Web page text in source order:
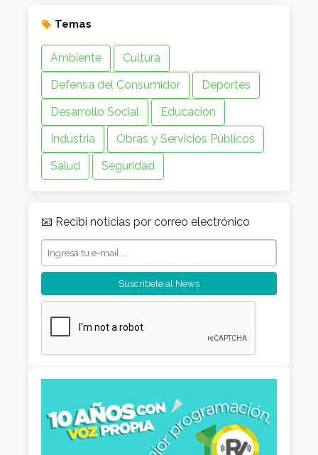
Temas
Ambiente
Cultura
Defensa del Consumidor
Deportes
Desarrollo Social
Educación
Industria
Obras y Servicios Públicos
Salud
Seguridad
📧 Recibí noticias por correo electrónico